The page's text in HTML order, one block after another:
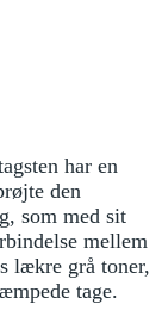
har en
den
som med sit
mellem
lækre grå toner,
tage.